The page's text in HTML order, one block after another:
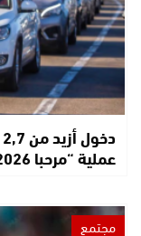
عملية “مرحبا 2026”
مجتمع